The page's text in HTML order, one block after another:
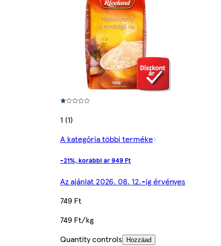
1 (1)
A kategória többi terméke
-21%, korábbi ár 949 Ft
Az ajánlat 2026. 08. 12.-ig érvényes
749 Ft
749 Ft/kg
Quantity controls
Hozzáad